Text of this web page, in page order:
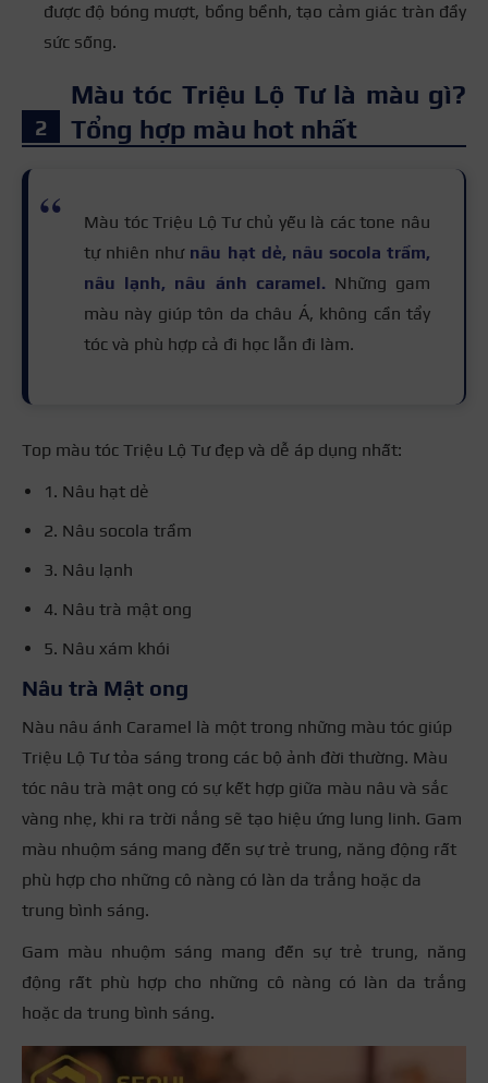
được độ bóng mượt, bồng bềnh, tạo cảm giác tràn đầy
sức sống.
Màu tóc Triệu Lộ Tư là màu gì?
Tổng hợp màu hot nhất
Màu tóc Triệu Lộ Tư chủ yếu là các tone nâu
tự nhiên như nâu hạt dẻ, nâu socola trầm,
nâu lạnh, nâu ánh caramel. Những gam
màu này giúp tôn da châu Á, không cần tẩy
tóc và phù hợp cả đi học lẫn đi làm.
Top màu tóc Triệu Lộ Tư đẹp và dễ áp dụng nhất:
1. Nâu hạt dẻ
2. Nâu socola trầm
3. Nâu lạnh
4. Nâu trà mật ong
5. Nâu xám khói
Nâu trà Mật ong
Nàu nâu ánh Caramel là một trong những màu tóc giúp
Triệu Lộ Tư tỏa sáng trong các bộ ảnh đời thường. Màu
tóc nâu trà mật ong có sự kết hợp giữa màu nâu và sắc
vàng nhẹ, khi ra trời nắng sẽ tạo hiệu ứng lung linh. Gam
màu nhuộm sáng mang đến sự trẻ trung, năng động rất
phù hợp cho những cô nàng có làn da trắng hoặc da
trung bình sáng.
Gam màu nhuộm sáng mang đến sự trẻ trung, năng
động rất phù hợp cho những cô nàng có làn da trắng
hoặc da trung bình sáng.